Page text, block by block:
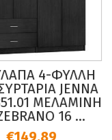
4 ΤΜΧ ΝΤΟΥΠΑΛΑ
ΜΕ ΠΑΤΑΡΙ
160X42X241
€335.68